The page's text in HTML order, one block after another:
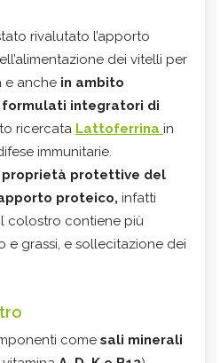
rivalutato l’apporto
dei vitelli per
e anche in ambito
integratori di
ricercata Lattoferrina in
immunitarie.
proprietà protettive del
proteico, infatti
colostro contiene più
e grassi, e sollecitazione dei
come sali minerali